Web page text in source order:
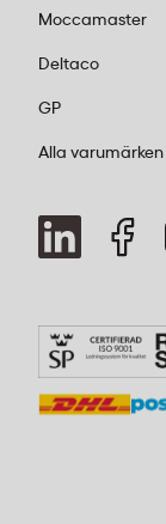
Moccamaster
Deltaco
GP
Alla varumärken